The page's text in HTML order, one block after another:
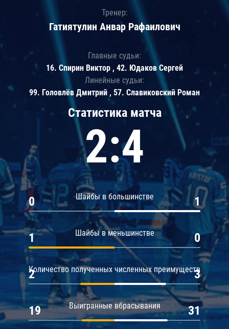
Статистика матча
2:4
Шайбы в большинстве
0 1
Шайбы в меньшинстве
1 0
Количество полученных численных преимуществ
2 3
Выигранные вбрасывания
19 31
Тренер:
Гатиятулин Анвар Рафаилович
Главные судьи:
16. Спирин Виктор , 42. Юдаков Сергей
Линейные судьи:
99. Головлёв Дмитрий , 57. Славиковский Роман